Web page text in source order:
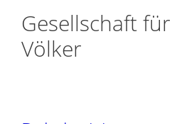
Gesellschaft
Völker